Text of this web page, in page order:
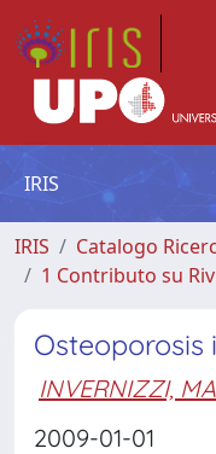
IRIS
IRIS
Catalogo
1 Contributo su
Osteoporosis
INVERNIZZI,
2009-01-01